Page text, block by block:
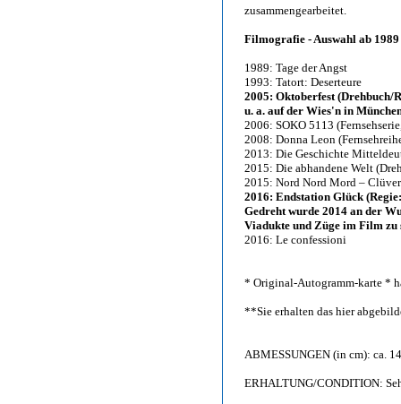
zusammengearbeitet.
Filmografie - Auswahl ab 1989
1989: Tage der Angst
1993: Tatort: Deserteure
2005: Oktoberfest (Drehbuch/
u. a. auf der Wies'n in
2006: SOKO 5113
2008: Donna Leon
2013: Die Geschichte
2015: Die abhandene Welt
2015: Nord Nord Mord –
2016: Endstation Glück
Gedreht wurde 2014 an der
Viadukte und Züge im Film zu
2016: Le confessioni
* Original-Autogramm-karte *
**Sie erhalten das hier
ABMESSUNGEN (in cm): ca.
ERHALTUNG/CONDITION: